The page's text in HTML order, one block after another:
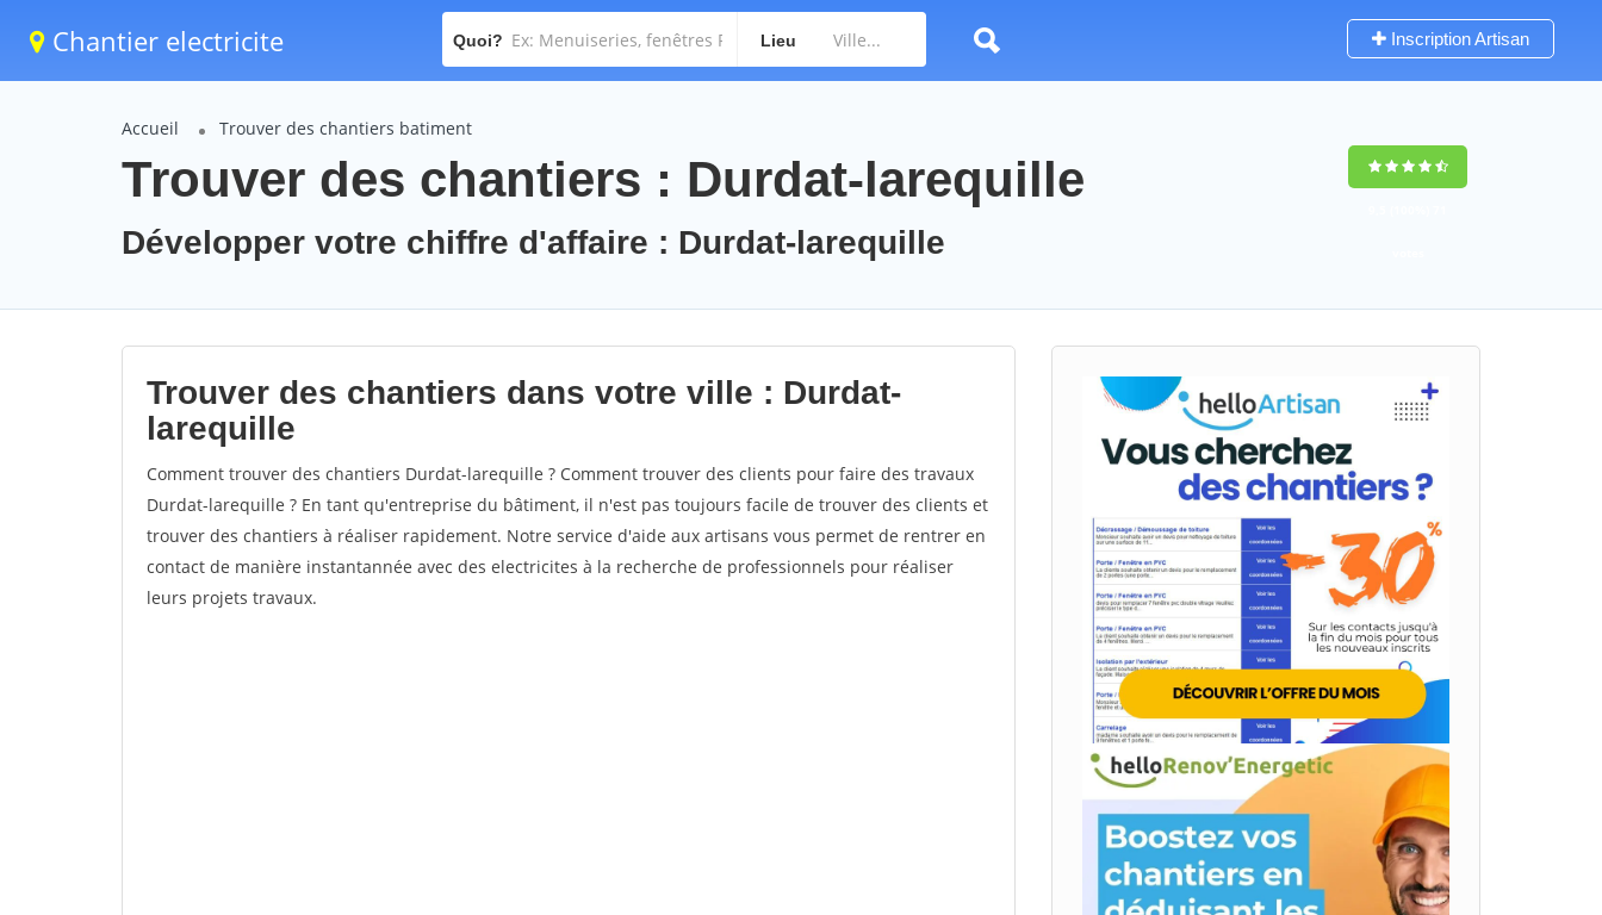
Chantier electricite Quoi? Lieu Inscription Artisan
Accueil Trouver des chantiers batiment
Trouver des chantiers : Durdat-larequille
Développer votre chiffre d'affaire : Durdat-larequille
Trouver des chantiers dans votre ville : Durdat-
larequille
Comment trouver des chantiers Durdat-larequille ? Comment trouver des clients pour faire des travaux
Durdat-larequille ? En tant qu'entreprise du bâtiment, il n'est pas toujours facile de trouver des clients et
trouver des chantiers à réaliser rapidement. Notre service d'aide aux artisans vous permet de rentrer en
contact de manière instantannée avec des electricites à la recherche de professionnels pour réaliser
leurs projets travaux.